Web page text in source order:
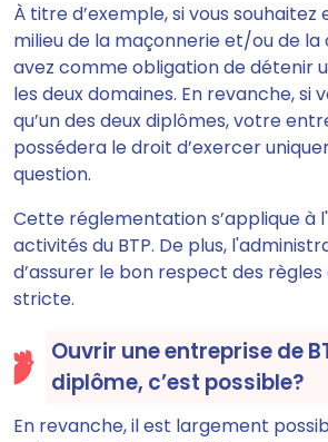
À titre d’exemple, si vous
milieu de la maçonnerie et/ou de la
avez comme obligation de détenir
les deux domaines. En revanche, si
qu’un des deux diplômes, votre
possédera le droit d’exercer
question.
Cette réglementation s’applique à
activités du BTP. De plus,
d’assurer le bon respect des
stricte.
Ouvrir une entreprise de
diplôme, c’est possible?
En revanche, il est largement